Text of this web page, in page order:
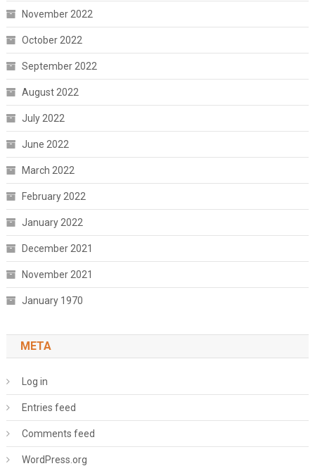
November 2022
October 2022
September 2022
August 2022
July 2022
June 2022
March 2022
February 2022
January 2022
December 2021
November 2021
January 1970
META
Log in
Entries feed
Comments feed
WordPress.org